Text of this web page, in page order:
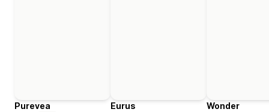
Purevea
Eurus
Wonder